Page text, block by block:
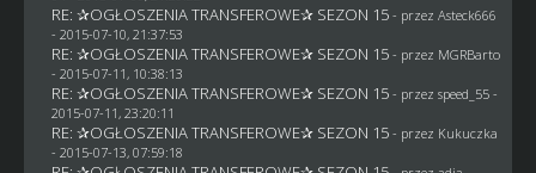
RE: ✰OGŁOSZENIA TRANSFEROWE✰ SEZON 15 - przez Asteck666
- 2015-07-10, 21:37:53
RE: ✰OGŁOSZENIA TRANSFEROWE✰ SEZON 15 - przez MGRBarto
- 2015-07-11, 10:38:13
RE: ✰OGŁOSZENIA TRANSFEROWE✰ SEZON 15 - przez speed_55 -
2015-07-11, 23:20:11
RE: ✰OGŁOSZENIA TRANSFEROWE✰ SEZON 15 - przez Kukuczka
- 2015-07-13, 07:59:18